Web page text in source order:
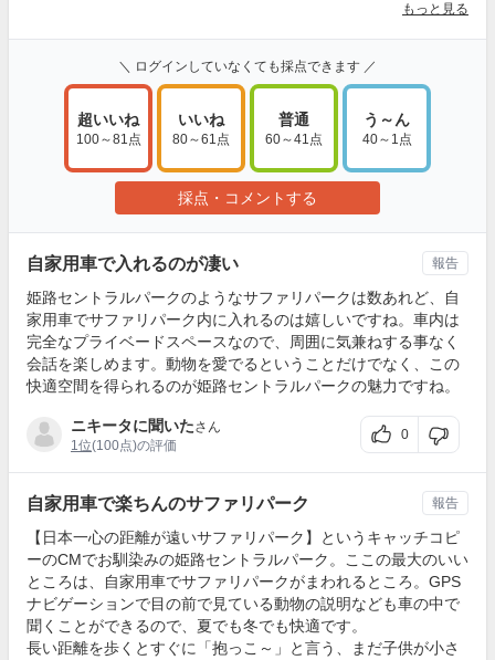
もっと見る
＼ ログインしていなくても採点できます ／
超いいね
100～81点
いいね
80～61点
普通
60～41点
う～ん
40～1点
採点・コメントする
自家用車で入れるのが凄い
姫路セントラルパークのようなサファリパークは数あれど、自
家用車でサファリパーク内に入れるのは嬉しいですね。車内は
完全なプライベードスペースなので、周囲に気兼ねする事なく
会話を楽しめます。動物を愛でるということだけでなく、この
快適空間を得られるのが姫路セントラルパークの魅力ですね。
ニキータに聞いたさん
1位(100点)の評価
0
報告
自家用車で楽ちんのサファリパーク
【日本一心の距離が遠いサファリパーク】というキャッチコピ
ーのCMでお馴染みの姫路セントラルパーク。ここの最大のいい
ところは、自家用車でサファリパークがまわれるところ。GPS
ナビゲーションで目の前で見ている動物の説明なども車の中で
聞くことができるので、夏でも冬でも快適です。
長い距離を歩くとすぐに「抱っこ～」と言う、まだ子供が小さ
報告